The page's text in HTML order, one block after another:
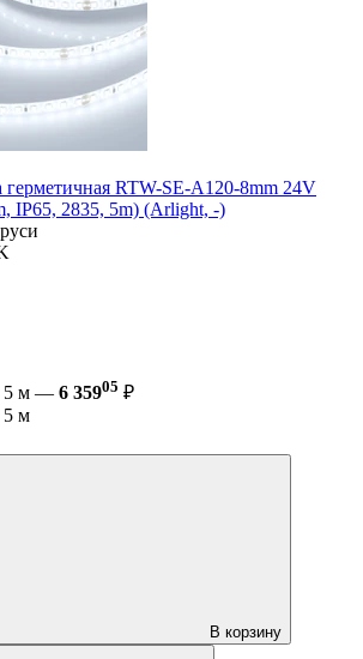
герметичная RTW-SE-A120-8mm 24V
IP65, 2835, 5m) (Arlight, -)
5 м — 6 35905 ₽
5 м
В корзину